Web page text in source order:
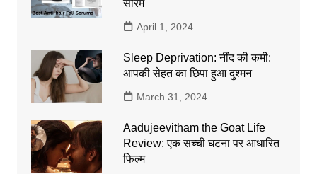
सीरम
April 1, 2024
Sleep Deprivation: नींद की कमी:
आपकी सेहत का छिपा हुआ दुश्मन
March 31, 2024
Aadujeevitham the Goat Life
Review: एक सच्ची घटना पर आधारित
फिल्म